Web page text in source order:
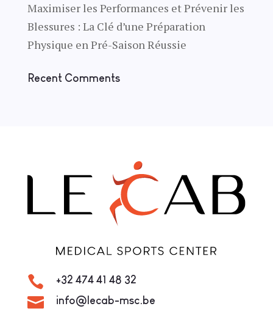
Maximiser les Performances et Prévenir les
Blessures : La Clé d’une Préparation
Physique en Pré-Saison Réussie
Recent Comments
 +32 474 41 48 32
 info@lecab-msc.be